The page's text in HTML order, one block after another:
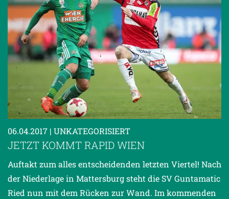
06.04.2017 | UNKATEGORISIERT
JETZT KOMMT RAPID WIEN
Auftakt zum alles entscheidenden letzten Viertel! Nach
der Niederlage in Mattersburg steht die SV Guntamatic
Ried nun mit dem Rücken zur Wand. Im kommenden